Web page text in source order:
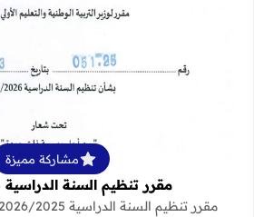
قراءة
مشاركة مميزة
مقرر تنظيم السنة الدراسية 2026/2025